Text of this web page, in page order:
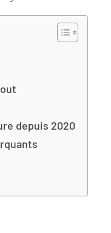
depuis 2020